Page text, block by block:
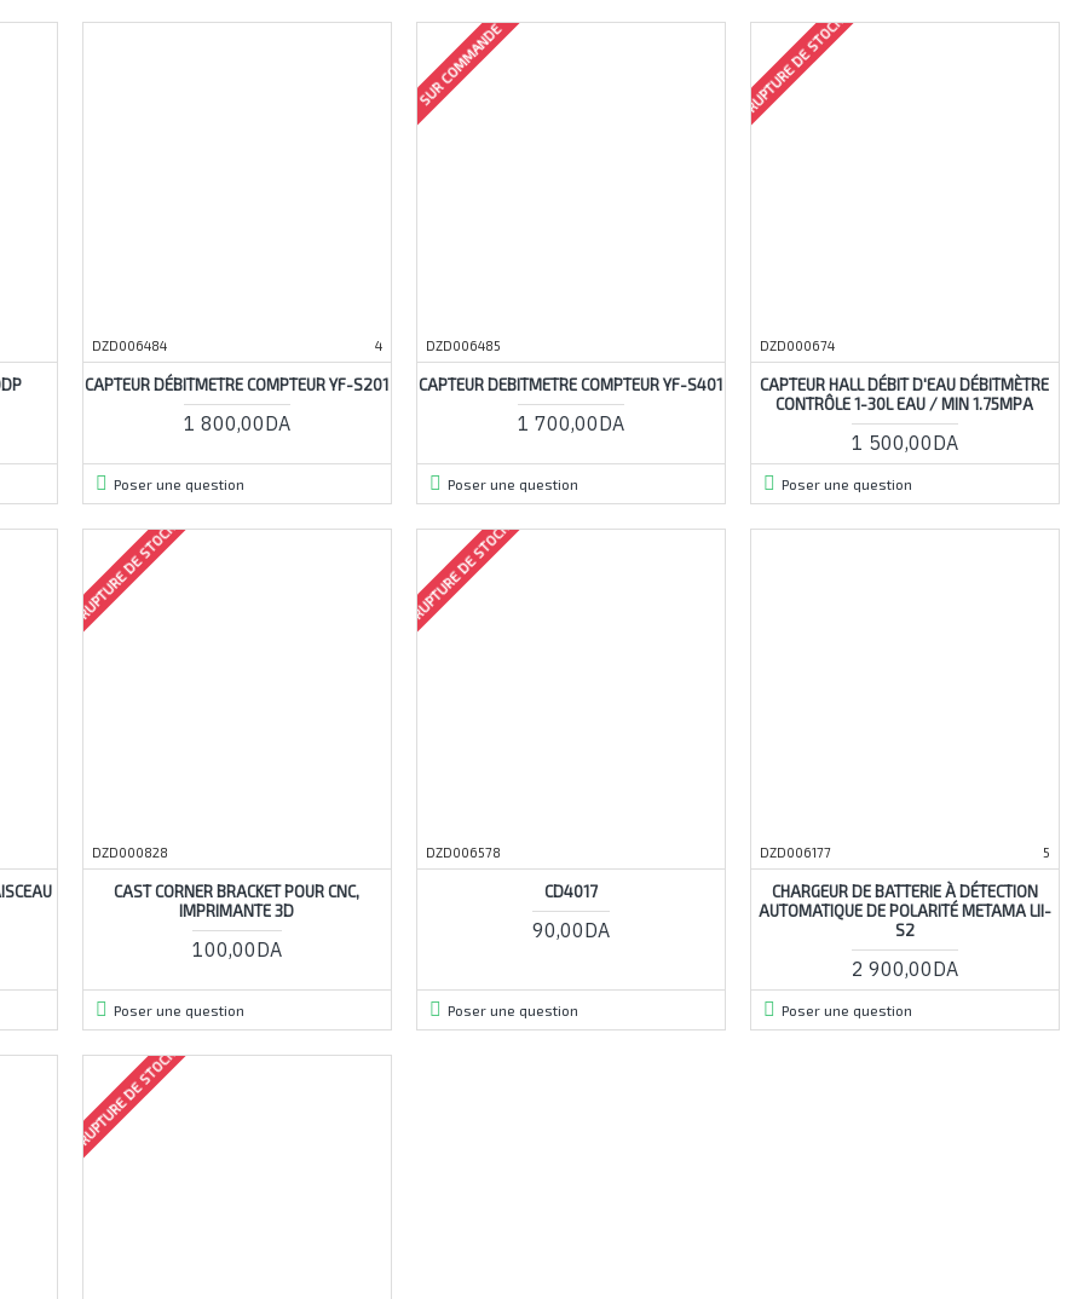
DZD006484 4
CAPTEUR DÉBITMETRE COMPTEUR YF-S201
1 800,00DA
Poser une question
SUR COMMANDE
DZD006485
CAPTEUR DEBITMETRE COMPTEUR YF-S401
1 700,00DA
Poser une question
RUPTURE DE STOCK
DZD000674
CAPTEUR HALL DÉBIT D'EAU DÉBITMÈTRE
CONTRÔLE 1-30L EAU / MIN 1.75MPA
1 500,00DA
Poser une question
RUPTURE DE STOCK
DZD000828
CAST CORNER BRACKET POUR CNC,
IMPRIMANTE 3D
100,00DA
Poser une question
RUPTURE DE STOCK
DZD006578
CD4017
90,00DA
Poser une question
DZD006177 5
CHARGEUR DE BATTERIE À DÉTECTION
AUTOMATIQUE DE POLARITÉ METAMA LII-
S2
2 900,00DA
Poser une question
RUPTURE DE STOCK